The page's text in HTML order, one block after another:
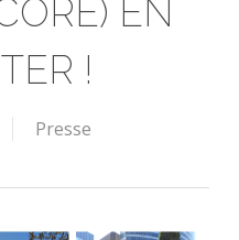
EN
!
Presse